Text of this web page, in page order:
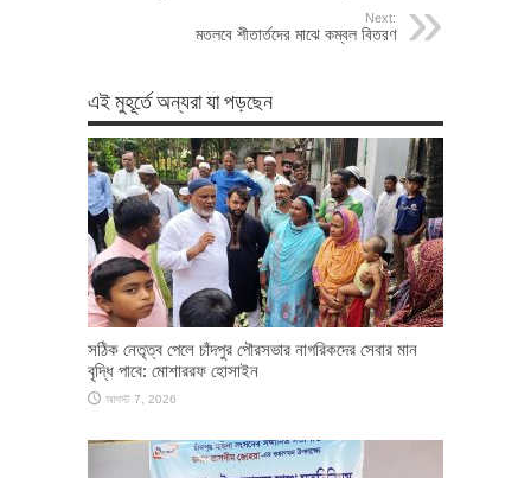
Next:
মতলবে শীতার্তদের মাঝে কম্বল বিতরণ
এই মুহূর্তে অন্যরা যা পড়ছেন
সঠিক নেতৃত্ব পেলে চাঁদপুর পৌরসভার নাগরিকদের সেবার মান
বৃদ্ধি পাবে: মোশাররফ হোসাইন
আগস্ট 7, 2026